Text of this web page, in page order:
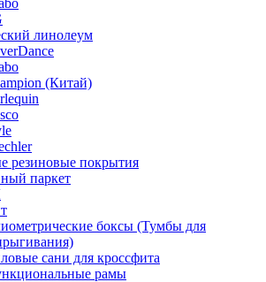
линолеум
(Китай)
резиновые покрытия
паркет
боксы (Тумбы для
сани для кроссфита
рамы